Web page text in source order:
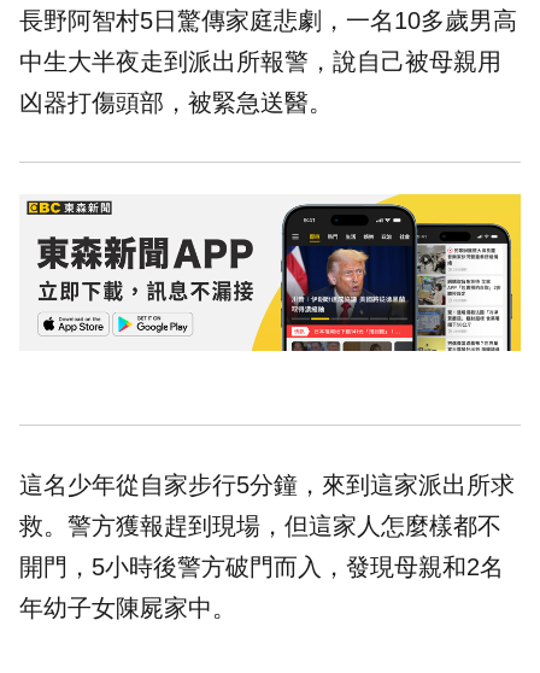
長野阿智村5日驚傳家庭悲劇，一名10多歲男高
中生大半夜走到派出所報警，說自己被母親用
凶器打傷頭部，被緊急送醫。
這名少年從自家步行5分鐘，來到這家派出所求
救。警方獲報趕到現場，但這家人怎麼樣都不
開門，5小時後警方破門而入，發現母親和2名
年幼子女陳屍家中。